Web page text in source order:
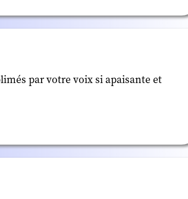
par votre voix si apaisante et